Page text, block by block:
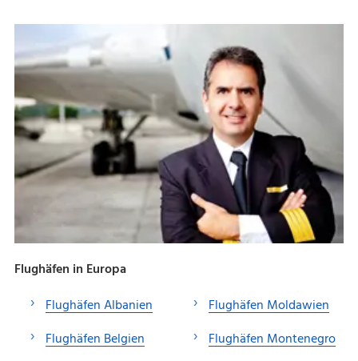
Flughäfen in Europa
Flughäfen Albanien
Flughäfen Belgien
Flughäfen Moldawien
Flughäfen Montenegro